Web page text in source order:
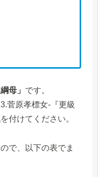
母」 です。
菅原孝標女-『更級
付けてください。
で、以下の表でま